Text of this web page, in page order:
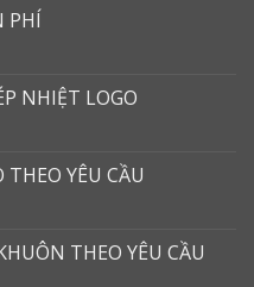
PHÍ
NHIỆT LOGO
YÊU CẦU
THEO YÊU CẦU